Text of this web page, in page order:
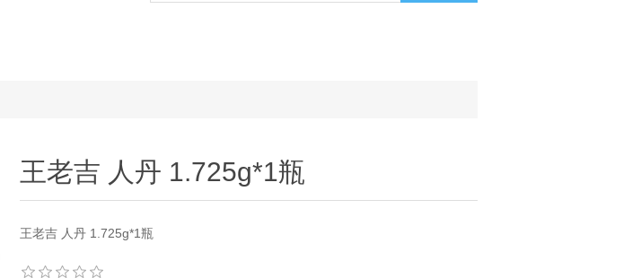
王老吉 人丹 1.725g*1瓶
王老吉 人丹 1.725g*1瓶